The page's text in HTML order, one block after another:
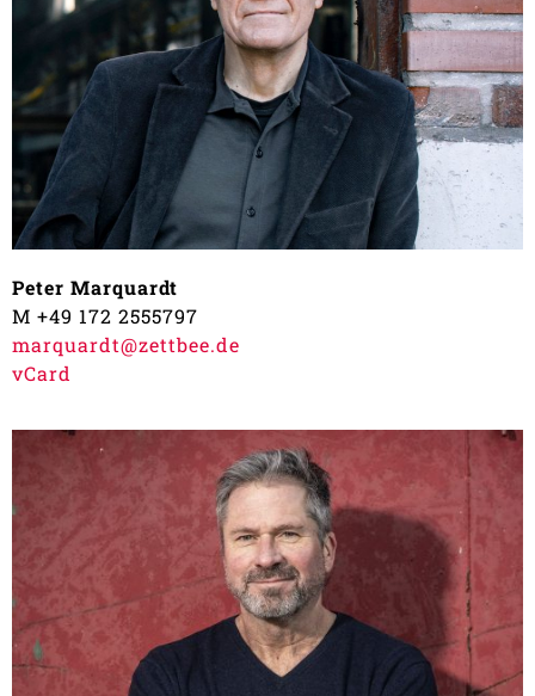
Peter Marquardt
M +49 172 2555797
marquardt@zettbee.de
vCard